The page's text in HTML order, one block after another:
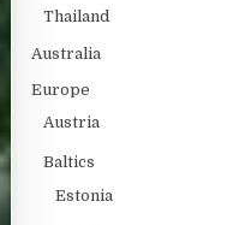
Thailand
Australia
Europe
Austria
Baltics
Estonia